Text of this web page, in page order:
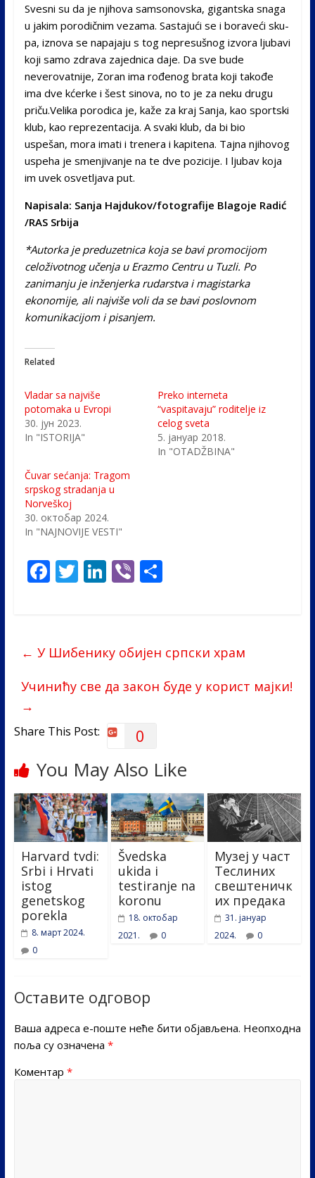
Svesni su da je njihova sam­sonovska, gigantska snaga
u jakim porodičnim vezama. Sastajući se i boraveći sku­
pa, iznova se napajaju s tog nepresušnog izvora ljubavi
koji samo zdrava zajednica daje. Da sve bude
neverovat­nije, Zoran ima rođenog bra­ta koji takođe
ima dve kćer­ke i šest sinova, no to je za neku drugu
priču.Velika porodica je, kaže za kraj Sanja, kao sportski
klub, kao reprezentacija. A svaki klub, da bi bio
uspešan, mora imati i trenera i kapi­tena. Tajna njihovog
uspeha je smenjivanje na te dve po­zicije. I ljubav koja
im uvek osvetljava put.
Napisala: Sanja Hajdukov/fotografije Blagoje Radić
/RAS Srbija
*Autorka je preduzetnica koja se bavi promocijom
celoživotnog učenja u Erazmo Centru u Tuzli. Po
zanimanju je inženjerka rudarstva i magistarka
ekonomije, ali najviše voli da se bavi poslovnom
komunikacijom i pisanjem.
Related
Vladar sa najviše
potomaka u Evropi
30. јун 2023.
In "ISTORIJA"
Preko interneta
“vaspitavaju” roditelje iz
celog sveta
5. јануар 2018.
In "OTADŽBINA"
Čuvar sećanja: Tragom
srpskog stradanja u
Norveškoj
30. октобар 2024.
In "NAJNOVIJE VESTI"
F
ac
o
o
T
w
Li
n
dI
n
Vi
b
S
← У Шибенику обијен српски храм
Учинићу све да закон будe у корист мајки!
→
Share This Post: 0
You May Also Like
Harvard tvdi:
Srbi i Hrvati
istog
genetskog
porekla
8. март 2024.
0
Švedska
ukida i
testiranje na
koronu
18. октобар
2021.
0
Музеј у част
Теслиних
свештеничк
их предака
31. јануар
2024.
0
Оставите одговор
Ваша адреса е-поште неће бити објављена. Неопходна
поља су означена *
Коментар *